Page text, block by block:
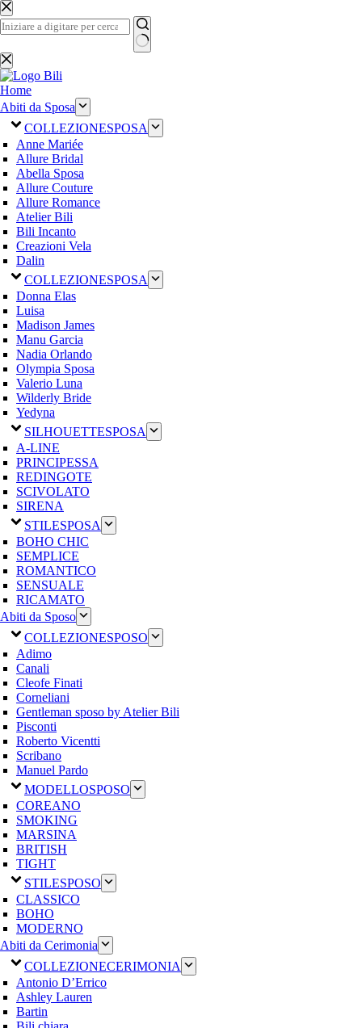
Salta
al
contenuto
Nessun
risultato
Home
Abiti da Sposa
COLLEZIONESPOSA
Anne Mariée
Allure Bridal
Abella Sposa
Allure Couture
Allure Romance
Atelier Bili
Bili Incanto
Creazioni Vela
Dalin
COLLEZIONESPOSA
Donna Elas
Luisa
Madison James
Manu Garcia
Nadia Orlando
Olympia Sposa
Valerio Luna
Wilderly Bride
Yedyna
SILHOUETTESPOSA
A-LINE
PRINCIPESSA
REDINGOTE
SCIVOLATO
SIRENA
STILESPOSA
BOHO CHIC
SEMPLICE
ROMANTICO
SENSUALE
RICAMATO
Abiti da Sposo
COLLEZIONESPOSO
Adimo
Canali
Cleofe Finati
Corneliani
Gentleman sposo by Atelier Bili
Pisconti
Roberto Vicentti
Scribano
Manuel Pardo
MODELLOSPOSO
COREANO
SMOKING
MARSINA
BRITISH
TIGHT
STILESPOSO
CLASSICO
BOHO
MODERNO
Abiti da Cerimonia
COLLEZIONECERIMONIA
Antonio D’Errico
Ashley Lauren
Bartin